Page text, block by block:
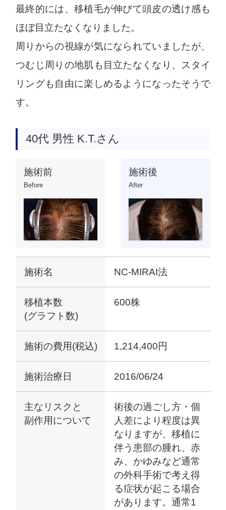
最終的には、移植毛が伸びて頭皮の透け感も
ほぼ目立たなくなりました。
周りからの視線が気になられていましたが、
つむじ周りの地肌も目立たなくなり、スタイ
リングも自由に楽しめるようになったそうで
す。
40代 男性 K.T.さん
施術前
Before
施術後
After
施術名 NC-MIRAI法
移植本数
(グラフト数)
600株
施術の費用(税込) 1,214,400円
施術治療日 2016/06/24
主なリスクと
副作用について
術後の過ごし方・個
人差により程度は異
なりますが、移植に
伴う患部の腫れ、赤
み、かゆみなど通常
の外科手術で考え得
る症状が起こる場合
があります。通常1